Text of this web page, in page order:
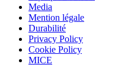
Media
Mention légale
Durabilité
Privacy Policy
Cookie Policy
MICE